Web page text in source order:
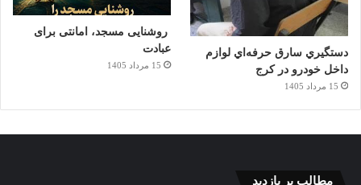
دستگيري سارق حرفه‌اي لوازم
داخل خودرو در کرج
15 مرداد 1405
روشنایی مسجد، امانتی برای
عبادت
15 مرداد 1405
مطالب پر بازدید